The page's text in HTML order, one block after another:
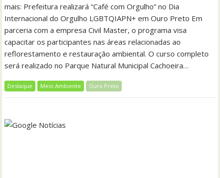
mais: Prefeitura realizará “Café com Orgulho” no Dia
Internacional do Orgulho LGBTQIAPN+ em Ouro Preto Em
parceria com a empresa Civil Master, o programa visa
capacitar os participantes nas áreas relacionadas ao
reflorestamento e restauração ambiental. O curso completo
será realizado no Parque Natural Municipal Cachoeira…
Destaque Meio Ambiente Ouro Preto